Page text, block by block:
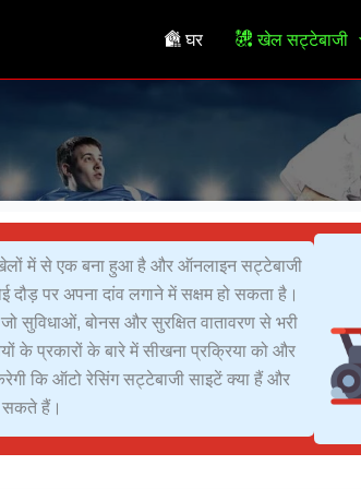
घर खेल सट्टेबाजी
खेलों में से एक बना हुआ है और ऑनलाइन सट्टेबाजी
पर अपना दांव लगाने में सक्षम हो सकता है।
बोनस और सुरक्षित वातावरण से भरी
के प्रकारों के बारे में सीखना प्रक्रिया को और
कि ऑटो रेसिंग सट्टेबाजी साइटें क्या हैं और
सकते हैं।